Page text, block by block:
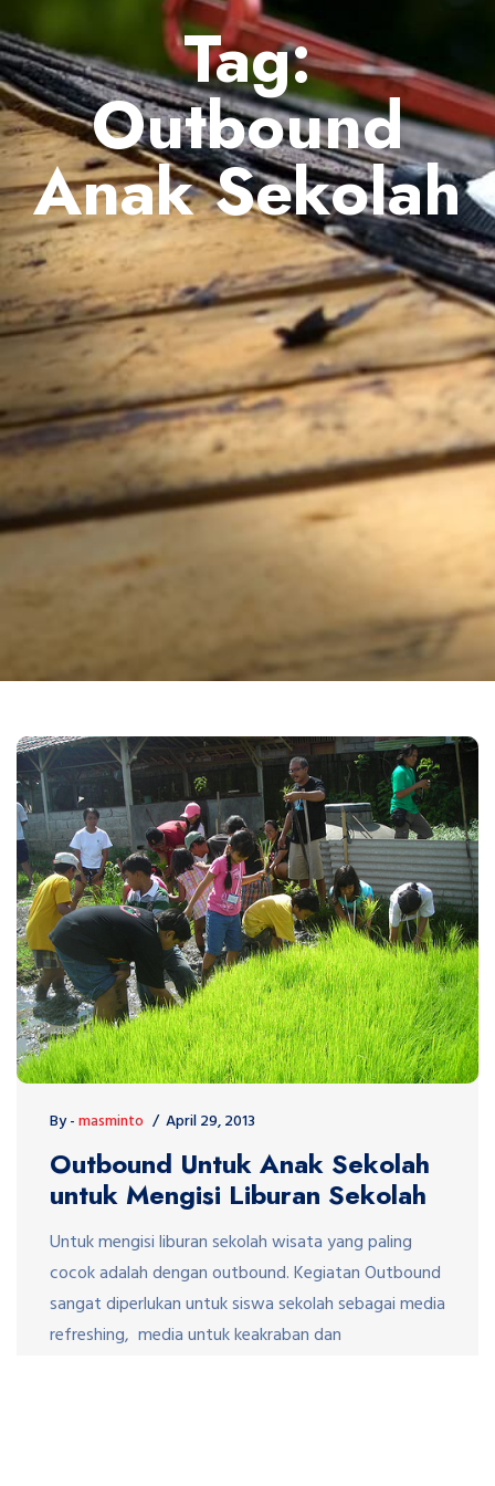
Tag:
Outbound
Anak Sekolah
By -masminto April 29, 2013
Outbound Untuk Anak Sekolah
untuk Mengisi Liburan Sekolah
Untuk mengisi liburan sekolah wisata yang paling
cocok adalah dengan outbound. Kegiatan Outbound
sangat diperlukan untuk siswa sekolah sebagai media
refreshing, media untuk keakraban dan